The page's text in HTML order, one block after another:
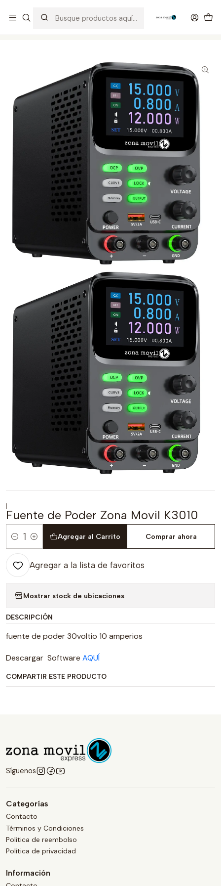
|
Fuente de Poder Zona Movil K3010
Cantidad
Agregar al Carrito Comprar ahora
Agregar a la lista de favoritos
Mostrar stock de ubicaciones
DESCRIPCIÓN
fuente de poder 30voltio 10 amperios
Descargar Software AQUÍ
COMPARTIR ESTE PRODUCTO
Síguenos
Categorías
Contacto
Términos y Condiciones
Politica de reembolso
Política de privacidad
Información